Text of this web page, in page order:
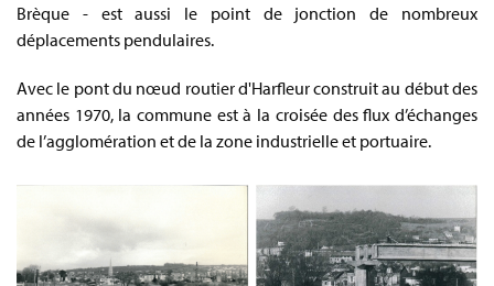
Brèque - est aussi le point de jonction de nombreux
déplacements pendulaires.
Avec le pont du nœud routier d'Harfleur construit au début des
années 1970, la commune est à la croisée des flux d’échanges
de l’agglomération et de la zone industrielle et portuaire.